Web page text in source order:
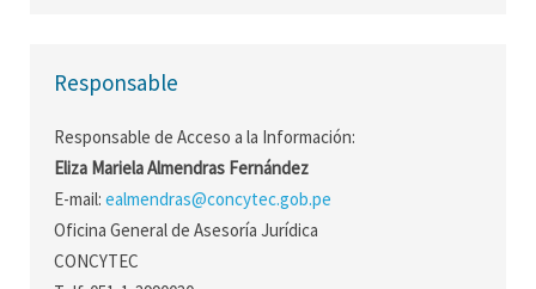
Responsable
Responsable de Acceso a la Información:
Eliza Mariela Almendras Fernández
E-mail: ealmendras@concytec.gob.pe
Oficina General de Asesoría Jurídica
CONCYTEC